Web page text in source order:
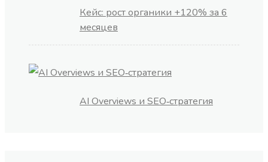
Кейс: рост органики +120% за 6
месяцев
AI Overviews и SEO‑стратегия